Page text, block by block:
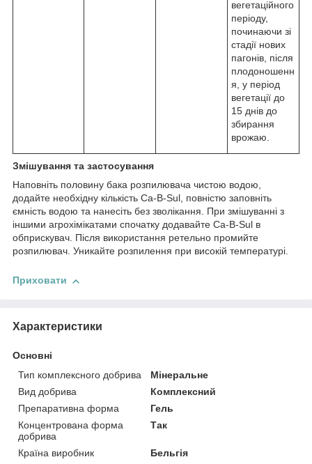
вегетаційного
періоду,
починаючи зі
стадії нових
пагонів, після
плодоношенн
я, у період
вегетації до
15 днів до
збирання
врожаю.
Змішування та застосування
Наповніть половину бака розпилювача чистою водою,
додайте необхідну кількість Ca-B-Sul, повністю заповніть
ємність водою та нанесіть без зволікання. При змішуванні з
іншими агрохімікатами спочатку додавайте Ca-B-Sul в
обприскувач. Після використання ретельно промийте
розпилювач. Уникайте розпилення при високій температурі.
Приховати
Характеристики
Основні
Тип комплексного добрива
Мінеральне
Вид добрива
Комплексний
Препаративна форма
Гель
Концентрована форма
добрива
Так
Країна виробник
Бельгія